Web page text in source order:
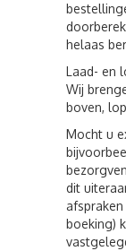
helaas
Laad- en
Wij
boven,
Mocht u
dit
boeking)